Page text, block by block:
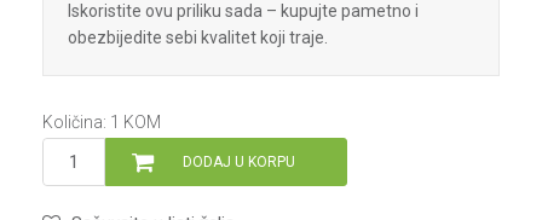
Iskoristite ovu priliku sada – kupujte pametno i
obezbijedite sebi kvalitet koji traje.
Količina: 1 KOM
DODAJ U KORPU